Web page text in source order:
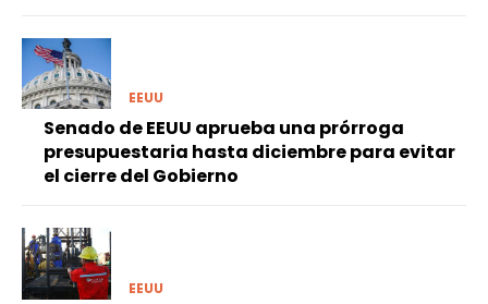
EEUU
Senado de EEUU aprueba una prórroga
presupuestaria hasta diciembre para evitar
el cierre del Gobierno
EEUU